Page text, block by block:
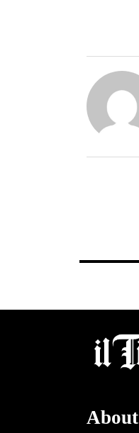
About